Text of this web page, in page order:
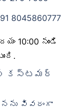
నుండి
కస్టమర్
వివరంగా